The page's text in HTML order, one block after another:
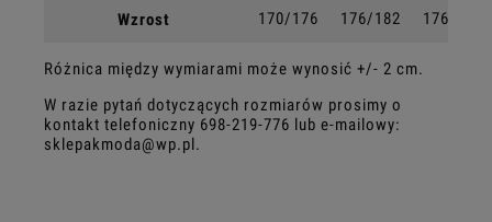
Wzrost 170/176 176/182 176/182
Różnica między wymiarami może wynosić +/- 2 cm.
W razie pytań dotyczących rozmiarów prosimy o
kontakt telefoniczny 698-219-776 lub e-mailowy:
sklepakmoda@wp.pl.